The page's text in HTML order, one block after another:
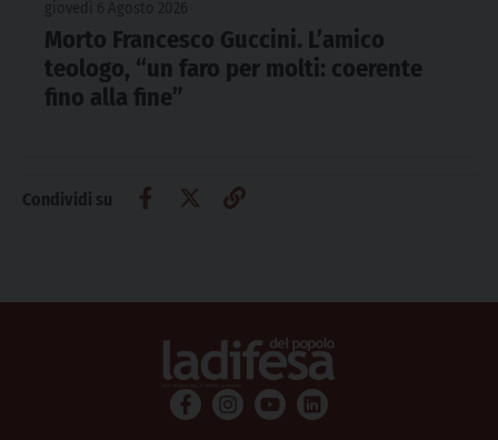
Morto Francesco Guccini. L’amico
teologo, “un faro per molti: coerente
fino alla fine”
Condividi su